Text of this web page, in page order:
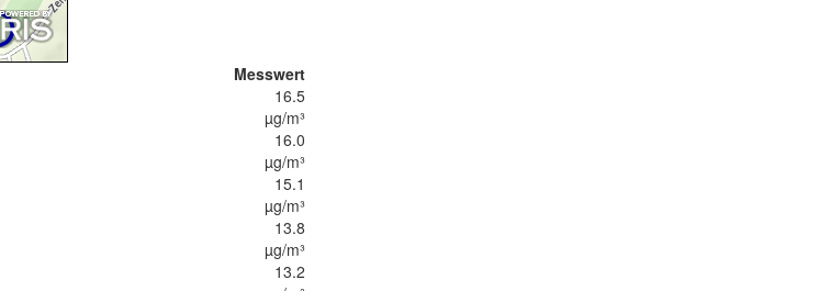
Messwert
16.5
µg/m³
16.0
µg/m³
15.1
µg/m³
13.8
µg/m³
13.2